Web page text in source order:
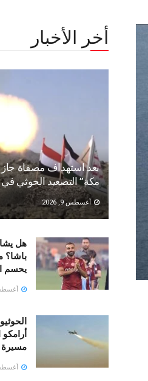
أخر الأخبار
بعد استهداف مصفاة
مكة” التصعيد الحوثي
أغسطس 9, 2026
هل
باشا؟
يحسم
أغسطس 9,
مسيرة
أغسطس 9,